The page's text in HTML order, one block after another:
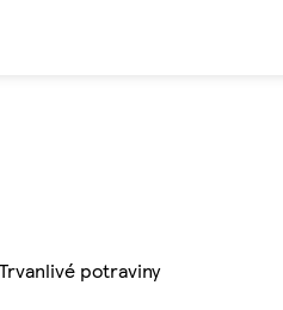
Trvanlivé potraviny